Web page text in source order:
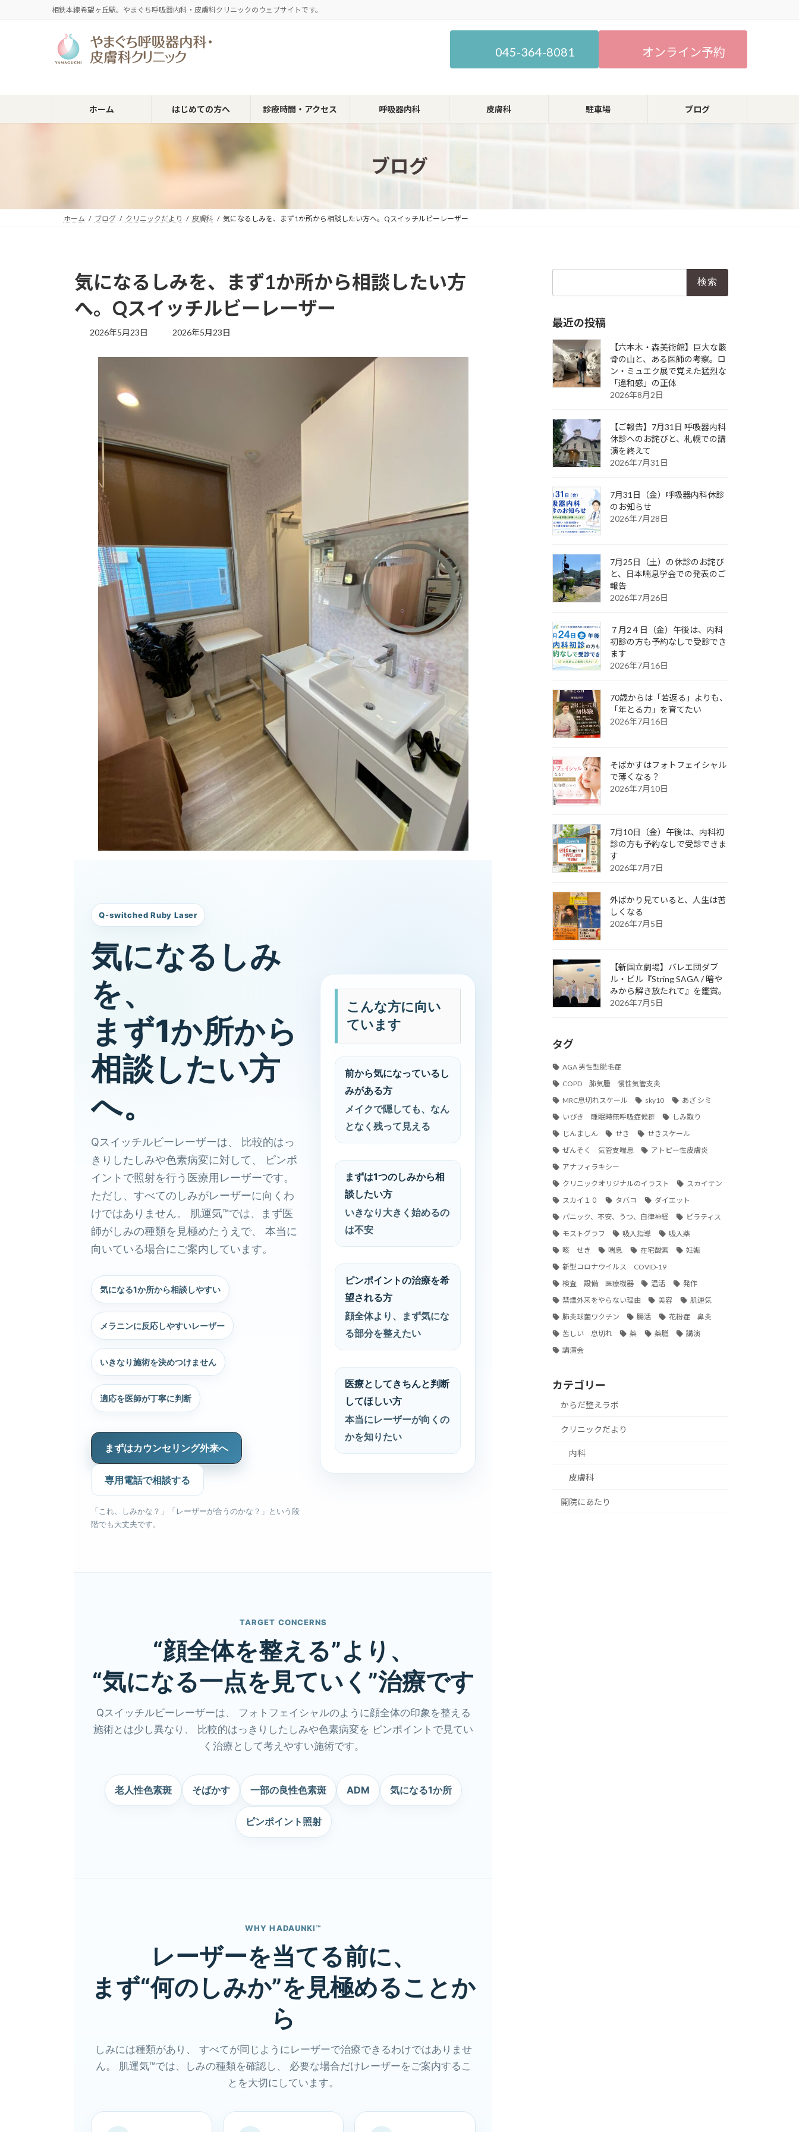
ッ
移
相鉄本線希望ヶ丘駅。やまぐち呼吸器内科・皮膚科クリニックのウェブサイトです。
045-364-8081 オンライン予約
ホーム はじめての方へ 診療時間・アクセス 呼吸器内科 皮膚科 駐車場 ブログ
ブログ
ホーム ブログ クリニックだより 皮膚科 気になるしみを、まず1か所から相談したい方へ。Qスイッチルビーレーザー
気になるしみを、まず1か所から相談したい方
へ。Qスイッチルビーレーザー
2026年5月23日
最
更
2026年5月23日
Q-switched Ruby Laser
気になるしみ
を、
まず1か所から
相談したい方
へ。
Qスイッチルビーレーザーは、 比較的はっ
きりしたしみや色素病変に対して、 ピンポ
イントで照射を行う医療用レーザーです。
ただし、すべてのしみがレーザーに向くわ
けではありません。 肌運気™では、まず医
師がしみの種類を見極めたうえで、 本当に
向いている場合にご案内しています。
気になる1か所から相談しやすい
メラニンに反応しやすいレーザー
いきなり施術を決めつけません
適応を医師が丁寧に判断
まずはカウンセリング外来へ
専用電話で相談する
「これ、しみかな？」「レーザーが合うのかな？」という段
階でも大丈夫です。
こんな方に向い
ています
前から気になっているし
みがある方
メイクで隠しても、なん
となく残って見える
まずは1つのしみから相
談したい方
いきなり大きく始めるの
は不安
ピンポイントの治療を希
望される方
顔全体より、まず気にな
る部分を整えたい
医療としてきちんと判断
してほしい方
本当にレーザーが向くの
かを知りたい
TARGET CONCERNS
“顔全体を整える”より、
“気になる一点を見ていく”治療です
Qスイッチルビーレーザーは、 フォトフェイシャルのように顔全体の印象を整える
施術とは少し異なり、 比較的はっきりしたしみや色素病変を ピンポイントで見てい
く治療として考えやすい施術です。
老人性色素斑 そばかす 一部の良性色素斑 ADM 気になる1か所
ピンポイント照射
WHY HADAUNKI™
レーザーを当てる前に、
まず“何のしみか”を見極めることか
ら
しみには種類があり、 すべてが同じようにレーザーで治療できるわけではありませ
ん。 肌運気™では、しみの種類を確認し、 必要な場合だけレーザーをご案内するこ
とを大切にしています。
最近の投稿
【六本木・森美術館】巨大な骸
骨の山と、ある医師の考察。ロ
ン・ミュエク展で覚えた猛烈な
「違和感」の正体
2026年8月2日
【ご報告】7月31日 呼吸器内科
休診へのお詫びと、札幌での講
演を終えて
2026年7月31日
7月31日（金）呼吸器内科休診
のお知らせ
2026年7月28日
7月25日（土）の休診のお詫び
と、日本喘息学会での発表のご
報告
2026年7月26日
７月2４日（金）午後は、内科
初診の方も予約なしで受診でき
ます
2026年7月16日
70歳からは「若返る」よりも、
「年とる力」を育てたい
2026年7月16日
そばかすはフォトフェイシャル
で薄くなる？
2026年7月10日
7月10日（金）午後は、内科初
診の方も予約なしで受診できま
す
2026年7月7日
外ばかり見ていると、人生は苦
しくなる
2026年7月5日
【新国立劇場】バレエ団ダブ
ル・ビル『String SAGA / 暗や
みから解き放たれて』を鑑賞。
2026年7月5日
タグ
AGA 男性型脱毛症
COPD 肺気腫 慢性気管支炎
MRC息切れスケール
sky10
あざ シミ
いびき 睡眠時無呼吸症候群
しみ取り
じんましん
せき
せきスケール
ぜんそく 気管支喘息
アトピー性皮膚炎
アナフィラキシー
クリニックオリジナルのイラスト
スカイテン
スカイ１０
タバコ
ダイエット
パニック、不安、うつ、自律神経
ピラティス
モストグラフ
吸入指導
吸入薬
咳 せき
喘息 在宅酸素
妊娠
新型コロナウイルス COVID-19
検査 設備 医療機器
温活
発作
禁煙外来をやらない理由
美容
肌運気
肺炎球菌ワクチン
腸活
花粉症 鼻炎
苦しい 息切れ
薬 薬膳
講演
講演会
カテゴリー
からだ整えラボ
クリニックだより
内科
皮膚科
開院にあたり